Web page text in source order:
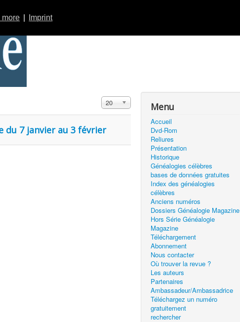
more Imprint
Affichage #
20
du 7 janvier au 3 février
Menu
Accueil
Dvd-Rom
Reliures
Présentation
Historique
Généalogies célèbres
bases de données gratuites
Index des généalogies
célèbres
Anciens numéros
Dossiers Généalogie Magazine
Hors Série Généalogie
Magazine
Téléchargement
Abonnement
Nous contacter
Où trouver la revue ?
Les auteurs
Partenaires
Ambassadeur/Ambassadrice
Téléchargez un numéro
gratuitement
rechercher